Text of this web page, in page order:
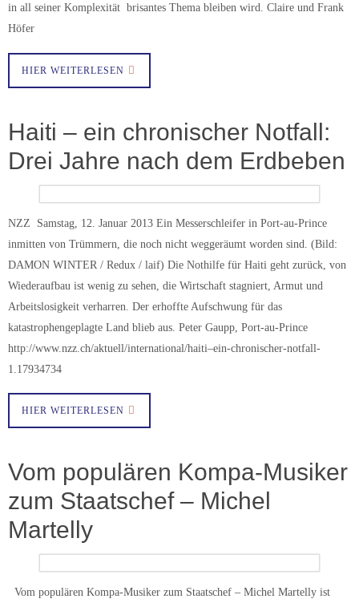
in all seiner Komplexität brisantes Thema bleiben wird. Claire und Frank
Höfer
HIER WEITERLESEN
Haiti – ein chronischer Notfall:
Drei Jahre nach dem Erdbeben
NZZ Samstag, 12. Januar 2013 Ein Messerschleifer in Port-au-Prince
inmitten von Trümmern, die noch nicht weggeräumt worden sind. (Bild:
DAMON WINTER / Redux / laif) Die Nothilfe für Haiti geht zurück, von
Wiederaufbau ist wenig zu sehen, die Wirtschaft stagniert, Armut und
Arbeitslosigkeit verharren. Der erhoffte Aufschwung für das
katastrophengeplagte Land blieb aus. Peter Gaupp, Port-au-Prince
http://www.nzz.ch/aktuell/international/haiti–ein-chronischer-notfall-
1.17934734
HIER WEITERLESEN
Vom populären Kompa-Musiker
zum Staatschef – Michel
Martelly
Vom populären Kompa-Musiker zum Staatschef – Michel Martelly ist